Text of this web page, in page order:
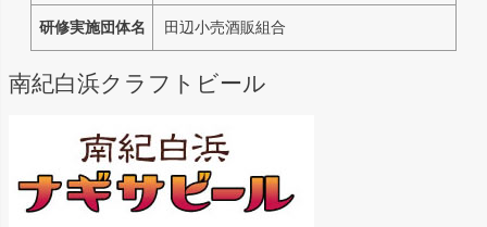
研修実施団体名 田辺小売酒販組合
南紀白浜クラフトビール